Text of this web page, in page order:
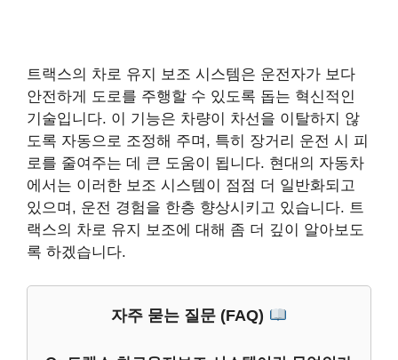
트랙스의 차로 유지 보조 시스템은 운전자가 보다
안전하게 도로를 주행할 수 있도록 돕는 혁신적인
기술입니다. 이 기능은 차량이 차선을 이탈하지 않
도록 자동으로 조정해 주며, 특히 장거리 운전 시 피
로를 줄여주는 데 큰 도움이 됩니다. 현대의 자동차
에서는 이러한 보조 시스템이 점점 더 일반화되고
있으며, 운전 경험을 한층 향상시키고 있습니다. 트
랙스의 차로 유지 보조에 대해 좀 더 깊이 알아보도
록 하겠습니다.
자주 묻는 질문 (FAQ)